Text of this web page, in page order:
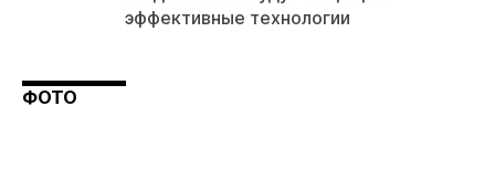
эффективные технологии
ФОТО